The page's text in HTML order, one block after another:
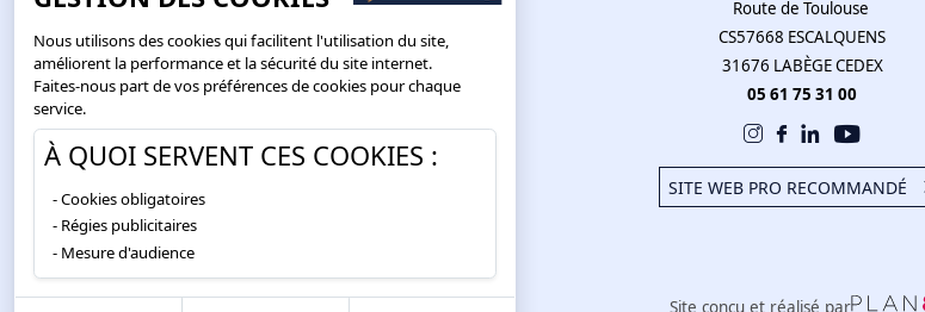
Route de Toulouse
CS57668 ESCALQUENS
31676 LABÈGE CEDEX
05 61 75 31 00
SITE WEB PRO RECOMMANDÉ
Site conçu et réalisé par
Nous utilisons des cookies qui facilitent l'utilisation du site,
améliorent la performance et la sécurité du site internet.
Faites-nous part de vos préférences de cookies pour chaque
service.
À QUOI SERVENT CES COOKIES :
Cookies obligatoires
Régies publicitaires
Mesure d'audience